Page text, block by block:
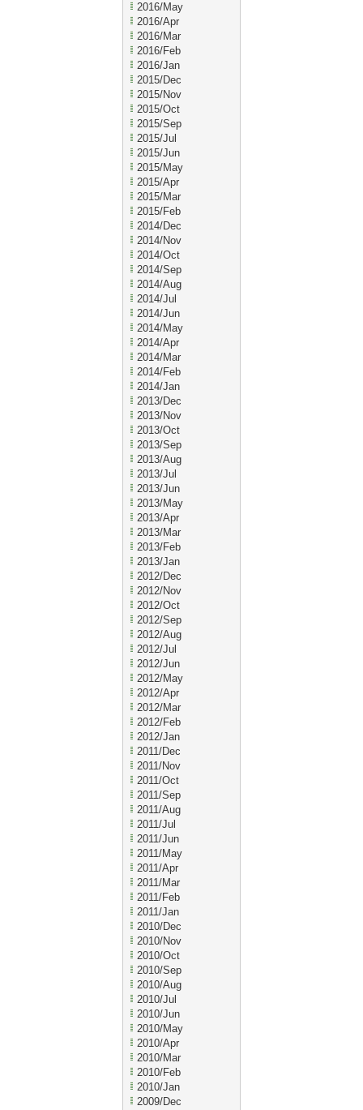
2016/May
2016/Apr
2016/Mar
2016/Feb
2016/Jan
2015/Dec
2015/Nov
2015/Oct
2015/Sep
2015/Jul
2015/Jun
2015/May
2015/Apr
2015/Mar
2015/Feb
2014/Dec
2014/Nov
2014/Oct
2014/Sep
2014/Aug
2014/Jul
2014/Jun
2014/May
2014/Apr
2014/Mar
2014/Feb
2014/Jan
2013/Dec
2013/Nov
2013/Oct
2013/Sep
2013/Aug
2013/Jul
2013/Jun
2013/May
2013/Apr
2013/Mar
2013/Feb
2013/Jan
2012/Dec
2012/Nov
2012/Oct
2012/Sep
2012/Aug
2012/Jul
2012/Jun
2012/May
2012/Apr
2012/Mar
2012/Feb
2012/Jan
2011/Dec
2011/Nov
2011/Oct
2011/Sep
2011/Aug
2011/Jul
2011/Jun
2011/May
2011/Apr
2011/Mar
2011/Feb
2011/Jan
2010/Dec
2010/Nov
2010/Oct
2010/Sep
2010/Aug
2010/Jul
2010/Jun
2010/May
2010/Apr
2010/Mar
2010/Feb
2010/Jan
2009/Dec